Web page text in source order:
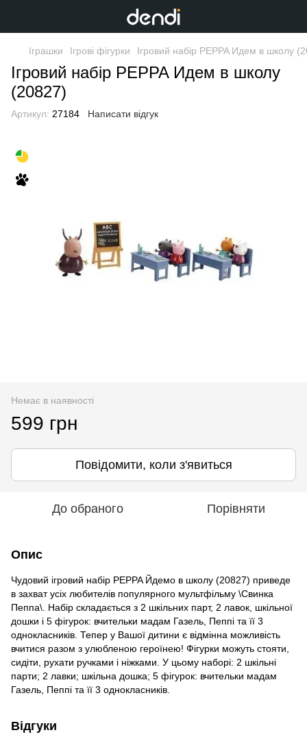
Іграшки Ігрові фігурки Ігровий набір PEPPA Идем в школу
Ігровий набір PEPPA Идем в школу
(20827)
Артикул: 27184 Написати відгук
Немає в наявності
599 грн
Повідомити, коли з'явиться
До обраного Порівняти
Опис
Чудовий ігровий набір PEPPA Йдемо в школу (20827) приведе
в захват усіх любителів популярного мультфільму \Свинка
Пеппа\. Набір складається з 2 шкільних парт, 2 лавок, шкільної
дошки і 5 фігурок: вчительки мадам Газель, Пеппі та її 3
однокласників. Тепер у Вашої дитини є відмінна можливість
вчитися разом з улюбленою героїнею! Фігурки можуть стояти,
сидіти, рухати ручками і ніжками. У цьому наборі: 2 шкільні
парти; 2 лавки; шкільна дошка; 5 фігурок: вчительки мадам
Газель, Пеппі та її 3 однокласників.
Відгуки